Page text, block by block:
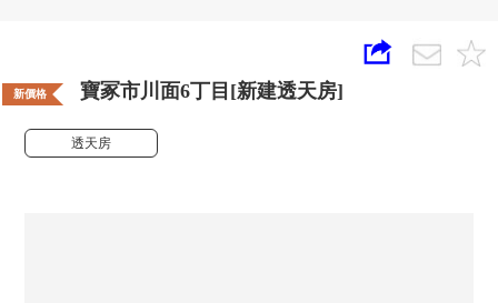
新價格 寶冢市川面6丁目[新建透天房]
透天房